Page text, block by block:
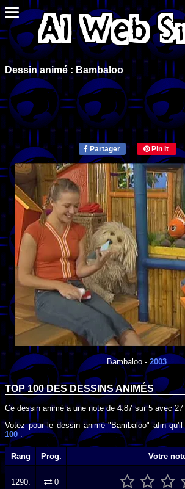
Dessin animé : Bambaloo
Partager Pin it
Bambaloo - 2003
TOP 100 DES DESSINS ANIMÉS
Ce dessin animé a une note de 4.87sur5 avec27
Votez pour le dessin animé "Bambaloo" afin
100 :
Rang Prog. Votre
1290. 0